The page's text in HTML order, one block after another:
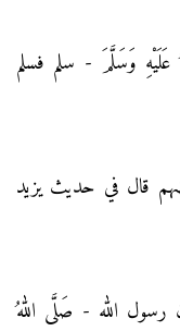
عَلَيْهِ وَسَلَّمَ - سلم فسلم
قال في حديث يزيد
رسول الله - صَلَّى اللهُ